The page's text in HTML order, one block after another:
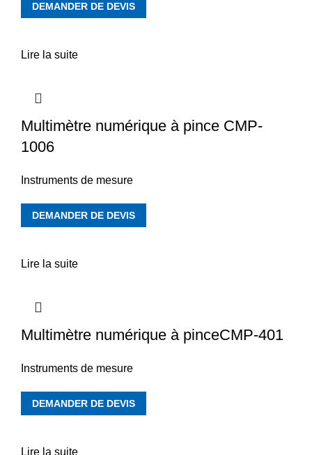
DEMANDER DE DEVIS
Lire la suite
Multimètre numérique à pince CMP-
1006
Instruments de mesure
DEMANDER DE DEVIS
Lire la suite
Multimètre numérique à pinceCMP-401
Instruments de mesure
DEMANDER DE DEVIS
Lire la suite